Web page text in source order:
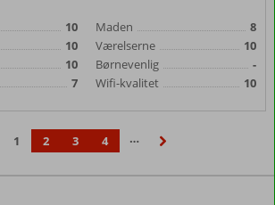
10
10
10
7
Maden
8
Værelserne
10
Børnevenlig
-
Wifi-kvalitet
10
1 2 3 4
…